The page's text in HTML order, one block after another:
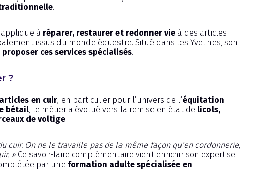
.
à réparer, restaurer et redonner vie à des articles
issus du monde équestre. Situé dans les Yvelines, son
ces services spécialisés.
?
en cuir, en particulier pour l’univers de l’équitation.
bétail, le métier a évolué vers la remise en état de licols,
de voltige.
cuir. On ne le travaille pas de la même façon qu’en cordonnerie,
» Ce savoir-faire complémentaire vient enrichir son expertise
par une formation adulte spécialisée en